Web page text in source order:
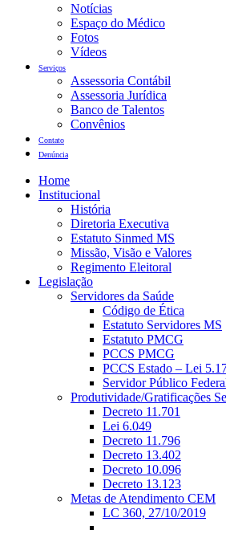
Notícias
Espaço do Médico
Fotos
Vídeos
Serviços
Assessoria Contábil
Assessoria Jurídica
Banco de Talentos
Convênios
Contato
Denúncia
Home
Institucional
História
Diretoria Executiva
Estatuto Sinmed MS
Missão, Visão e Valores
Regimento Eleitoral
Legislação
Servidores da Saúde
Código de Ética
Estatuto Servidores MS
Estatuto PMCG
PCCS PMCG
PCCS Estado – Lei
Servidor Público
Produtividade/Gratificações
Decreto 11.701
Lei 6.049
Decreto 11.796
Decreto 13.402
Decreto 10.096
Decreto 13.123
Metas de Atendimento CEM
LC 360, 27/10/2019